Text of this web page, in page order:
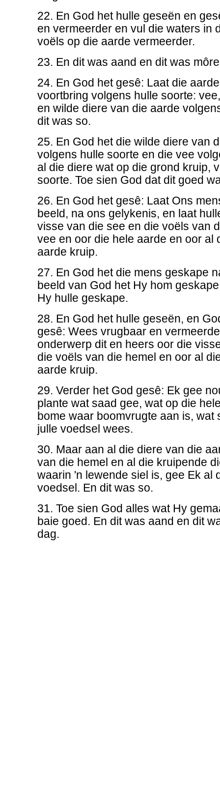
22. En God het hulle geseën en
en vermeerder en vul die waters in
voëls op die aarde vermeerder.
23. En dit was aand en dit was
24. En God het gesê: Laat die
voortbring volgens hulle soorte:
en wilde diere van die aarde
dit was so.
25. En God het die wilde diere van
volgens hulle soorte en die vee
al die diere wat op die grond kruip,
soorte. Toe sien God dat dit goed
26. En God het gesê: Laat Ons
beeld, na ons gelykenis, en laat
visse van die see en die voëls van
vee en oor die hele aarde en oor al
aarde kruip.
27. En God het die mens geskape
beeld van God het Hy hom
Hy hulle geskape.
28. En God het hulle geseën, en
gesê: Wees vrugbaar en
onderwerp dit en heers oor die
die voëls van die hemel en oor al
aarde kruip.
29. Verder het God gesê: Ek gee
plante wat saad gee, wat op die
bome waar boomvrugte aan is, wat
julle voedsel wees.
30. Maar aan al die diere van die
van die hemel en al die kruipende
waarin 'n lewende siel is, gee Ek al
voedsel. En dit was so.
31. Toe sien God alles wat Hy
baie goed. En dit was aand en dit
dag.